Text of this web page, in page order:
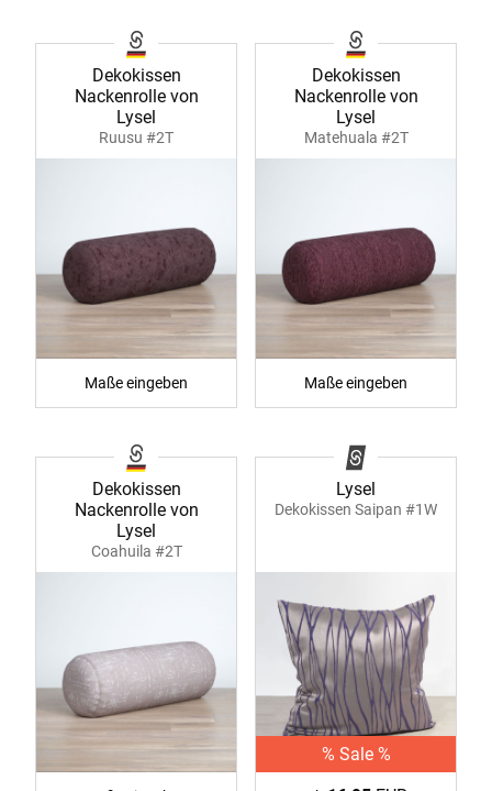
Dekokissen
Nackenrolle von
Lysel
Ruusu #2T
Maße eingeben
Dekokissen
Nackenrolle von
Lysel
Matehuala #2T
Maße eingeben
Dekokissen
Nackenrolle von
Lysel
Coahuila #2T
Lysel
Dekokissen Saipan #1W
% Sale %